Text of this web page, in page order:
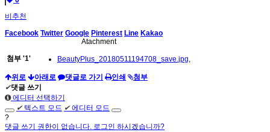
비추천
Facebook Twitter Google Pinterest Line Kakao
Atachment
첨부 '1' BeautyPlus_20180511194708_save.jpg,
위로 아래로 댓글로 가기 인쇄
첨부
✔댓글 쓰기
에디터 선택하기
✔ 텍스트 모드 ✔에디터 모드
?
댓글 쓰기 권한이 없습니다. 로그인 하시겠습니까?